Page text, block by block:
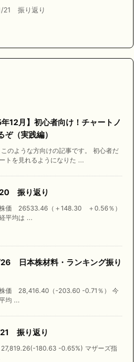
21 振り返り
年12月】初心者向け！チャートノ
ぞ（実践編）
のような方向けの記事です。 初心者だ
トを見れるようになりた ...
振り返り
株価 26533.46（＋148.30 ＋0.56％）
平均は ...
日本株材料・ランキング振り
株価 28,416.40（-203.60 -0.71％） 今
均 ...
振り返り
27,819.26(-180.63 -0.65%) マザーズ指